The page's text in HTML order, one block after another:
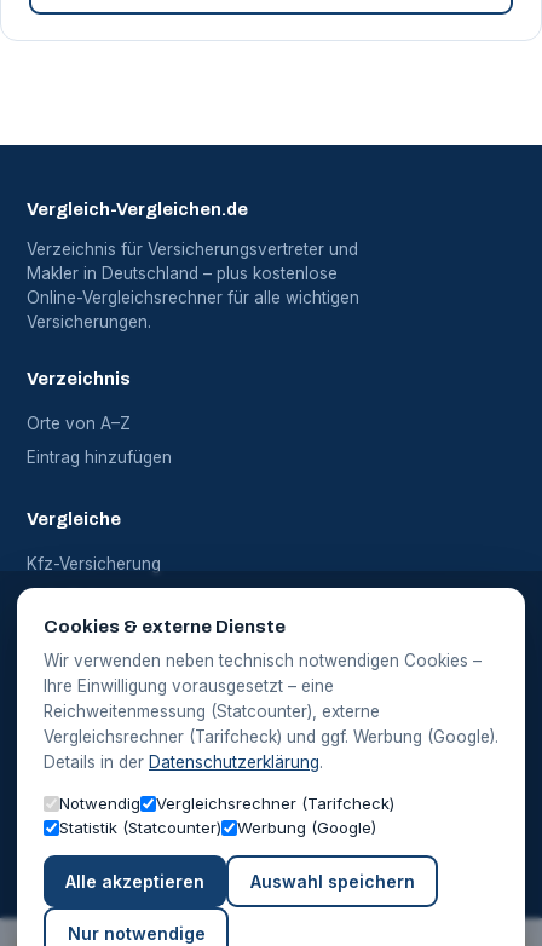
Vergleich-Vergleichen.de
Verzeichnis für Versicherungsvertreter und
Makler in Deutschland – plus kostenlose
Online-Vergleichsrechner für alle wichtigen
Versicherungen.
Verzeichnis
Orte von A–Z
Eintrag hinzufügen
Vergleiche
Kfz-Versicherung
Haftpflicht
Alle Vergleiche
Rechtliches
Impressum
Datenschutz
Cookie-Einstellungen
Hinweis: Die Vergleichsrechner auf dieser Website werden in
Kooperation mit einem Partner (Tarifcheck) bereitgestellt. Bei einem
Abschluss über diese Rechner erhalten wir eine Provision – für Sie
Cookies & externe Dienste
Wir verwenden neben technisch notwendigen Cookies –
Ihre Einwilligung vorausgesetzt – eine
Reichweitenmessung (Statcounter), externe
Vergleichsrechner (Tarifcheck) und ggf. Werbung (Google).
Details in der Datenschutzerklärung.
Notwendig
Vergleichsrechner (Tarifcheck)
Statistik (Statcounter)
Werbung (Google)
Alle akzeptieren Auswahl speichern
Nur notwendige